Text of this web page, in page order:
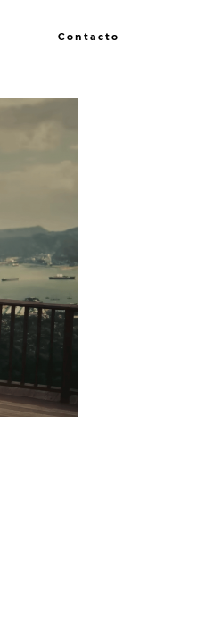
Contacto